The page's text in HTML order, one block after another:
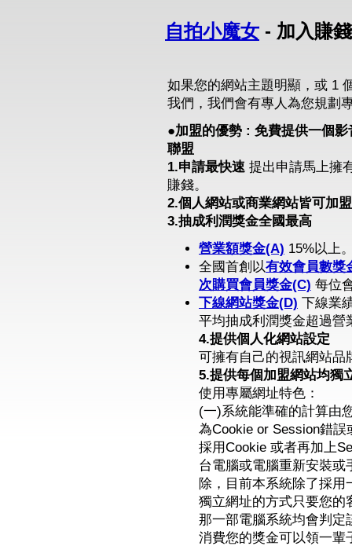
自拍小魔女 - 加入賺
如果您的網站主題明顯，或 1
我們，我們會有專人為您規劃
●加盟的優勢 : 免費提供一個
聯盟
1.申請最快速 提出申請馬上擁
賺錢。
2.個人網站或商業網站皆可加盟
3.抽成利潤獎金全國最高
營業額獎金(A) 15%以上
全國首創以有效會員數獎
次購買會員獎金(C) 每位
下線網站獎金(D) 下線業
平均抽成利潤獎金超過營
4.提供個人化網站設定
可擁有自己的視訊網站品
5.提供每個加盟網站均獨
使用專屬網址特色：
(一)系統能準確的計算由
為Cookie or Session錯
採用Cookie 或者再加上
台電腦或電腦重新安裝或
除，目前本系統除了採
獨立網址的方式只要您的
那一部電腦系統均會判定
消費您的獎金可以領一輩